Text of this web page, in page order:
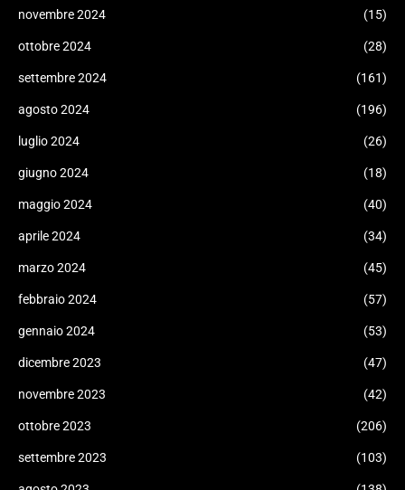
novembre 2024 (15)
ottobre 2024 (28)
settembre 2024 (161)
agosto 2024 (196)
luglio 2024 (26)
giugno 2024 (18)
maggio 2024 (40)
aprile 2024 (34)
marzo 2024 (45)
febbraio 2024 (57)
gennaio 2024 (53)
dicembre 2023 (47)
novembre 2023 (42)
ottobre 2023 (206)
settembre 2023 (103)